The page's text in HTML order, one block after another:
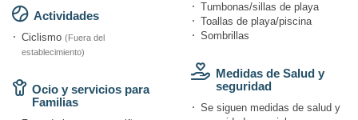
Actividades
Ciclismo (Fuera del
establecimiento)
Ocio y servicios para
Familias
Tumbonas/sillas de playa
Toallas de playa/piscina
Sombrillas
Medidas de Salud y
seguridad
Se siguen medidas de salud y